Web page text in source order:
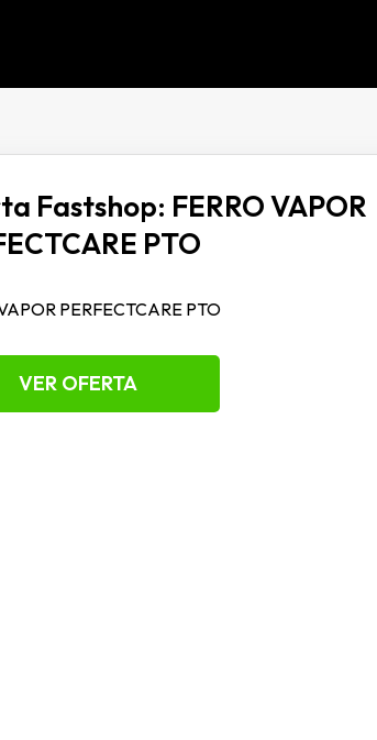
Fastshop: FERRO VAPOR
PTO
PERFECTCARE PTO
VER OFERTA